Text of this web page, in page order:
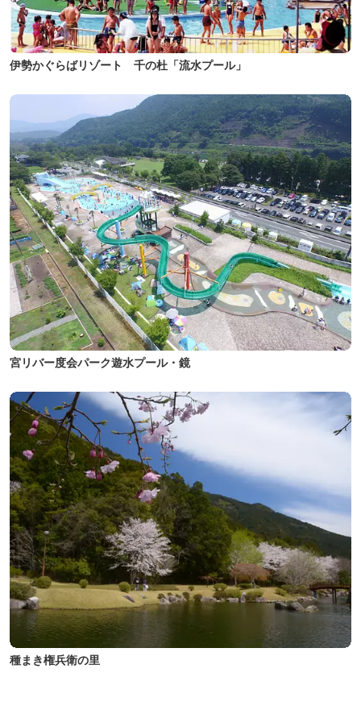
伊勢かぐらばリゾート 千の杜「流水プール」
宮リバー度会パーク遊水プール・鏡
種まき権兵衛の里